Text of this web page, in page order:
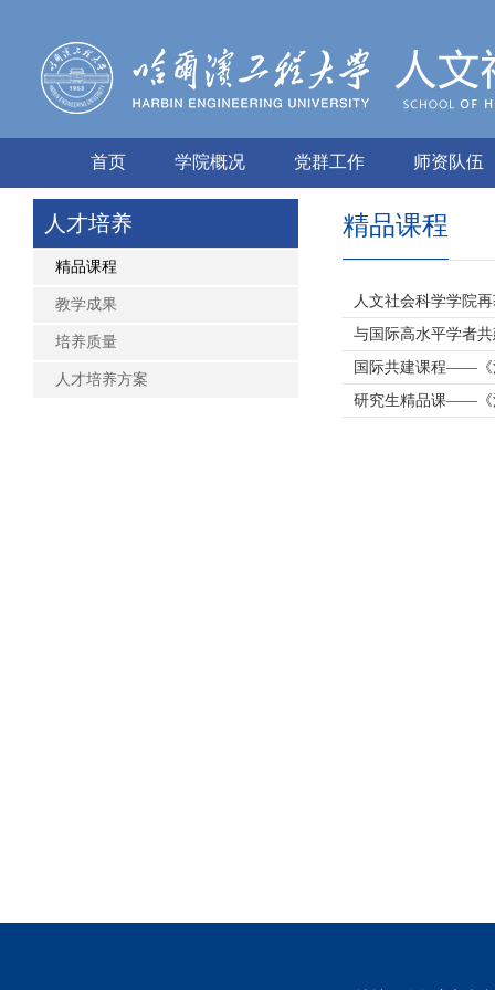
首页 学院概况 党群工作 师资队伍
人才培养
精品课程
教学成果
培养质量
人才培养方案
精品课程
人文社会科学学院
与国际高水平学者
国际共建课程――《
研究生精品课――《